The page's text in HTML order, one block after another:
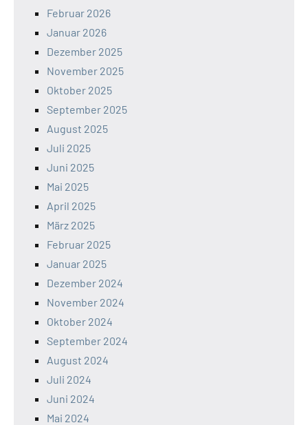
Februar 2026
Januar 2026
Dezember 2025
November 2025
Oktober 2025
September 2025
August 2025
Juli 2025
Juni 2025
Mai 2025
April 2025
März 2025
Februar 2025
Januar 2025
Dezember 2024
November 2024
Oktober 2024
September 2024
August 2024
Juli 2024
Juni 2024
Mai 2024